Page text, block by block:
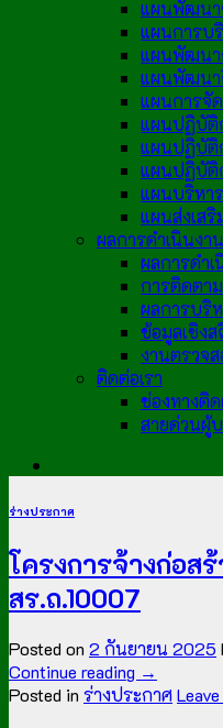
แผนพัฒนา
แผนการบ
แผนพัฒนา
แผนพัฒนา
แผนการจั
แผนปฏิบัติ
แผนปฏิบัติ
แผนปฏิบัติ
แผนบริหา
แผนส่งเส
ผลการดำเนินงาน
ผลการดำ
การติดตา
ผลการบริ
ข้อมูลเชิง
งานตรวจ
ติดต่อเรา
ช่องทางติ
สายด่วนผู้
ร่างประกาศ
โครงการจ้างก่อส
สร.ถ.10007
Posted on 2 กันยายน 2025
Continue reading →
Posted in ร่างประกาศ